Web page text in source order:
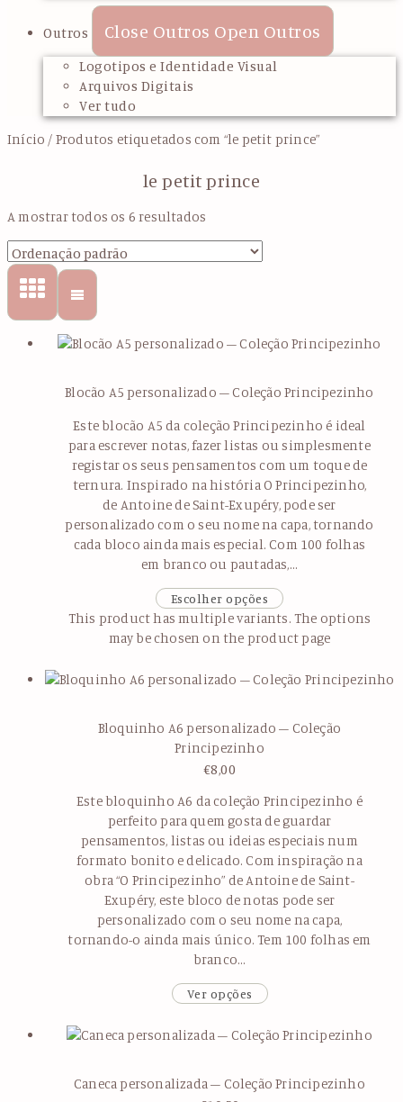
Outros Close Outros Open Outros
Logotipos e Identidade Visual
Arquivos Digitais
Ver tudo
Início / Produtos etiquetados com “le petit prince”
le petit prince
A mostrar todos os 6 resultados
Blocão A5 personalizado – Coleção Principezinho
Este blocão A5 da coleção Principezinho é ideal
para escrever notas, fazer listas ou simplesmente
registar os seus pensamentos com um toque de
ternura. Inspirado na história O Principezinho,
de Antoine de Saint-Exupéry, pode ser
personalizado com o seu nome na capa, tornando
cada bloco ainda mais especial. Com 100 folhas
em branco ou pautadas,…
Escolher opções
This product has multiple variants. The options
may be chosen on the product page
Bloquinho A6 personalizado – Coleção
Principezinho
€8,00
Este bloquinho A6 da coleção Principezinho é
perfeito para quem gosta de guardar
pensamentos, listas ou ideias especiais num
formato bonito e delicado. Com inspiração na
obra “O Principezinho” de Antoine de Saint-
Exupéry, este bloco de notas pode ser
personalizado com o seu nome na capa,
tornando-o ainda mais único. Tem 100 folhas em
branco…
Ver opções
Caneca personalizada – Coleção Principezinho